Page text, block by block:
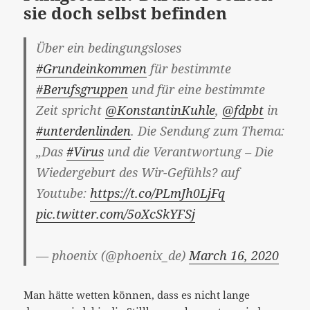
sie doch selbst befinden
Über ein bedingungsloses
#Grundeinkommen für bestimmte
#Berufsgruppen und für eine bestimmte
Zeit spricht @KonstantinKuhle, @fdpbt in
#unterdenlinden. Die Sendung zum Thema:
„Das#Virus und die Verantwortung – Die
Wiedergeburt des Wir-Gefühls? auf
Youtube: https://t.co/PLmJh0LjFq
pic.twitter.com/5oXcSkYFSj
— phoenix (@phoenix_de)March 16, 2020
Man hätte wetten können, dass es nicht lange